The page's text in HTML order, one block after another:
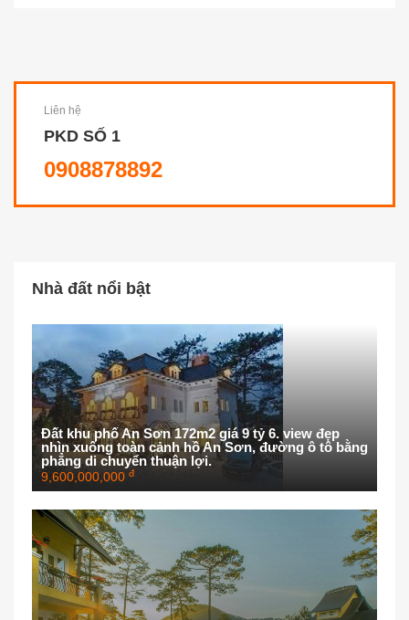
Liên hệ
PKD SỐ 1
0908878892
Nhà đất nổi bật
Đất khu phố An Sơn 172m2 giá 9 tỷ 6. view đẹp
nhìn xuống toàn cảnh hồ An Sơn, đường ô tô bằng
phẳng di chuyển thuận lợi.
9,600,000,000 đ